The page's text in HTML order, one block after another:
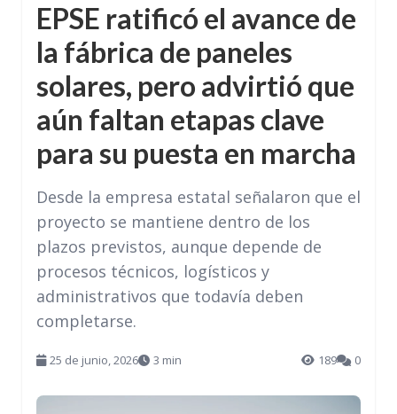
EPSE ratificó el avance de
la fábrica de paneles
solares, pero advirtió que
aún faltan etapas clave
para su puesta en marcha
Desde la empresa estatal señalaron que el
proyecto se mantiene dentro de los
plazos previstos, aunque depende de
procesos técnicos, logísticos y
administrativos que todavía deben
completarse.
25 de junio, 2026 3 min 189 0